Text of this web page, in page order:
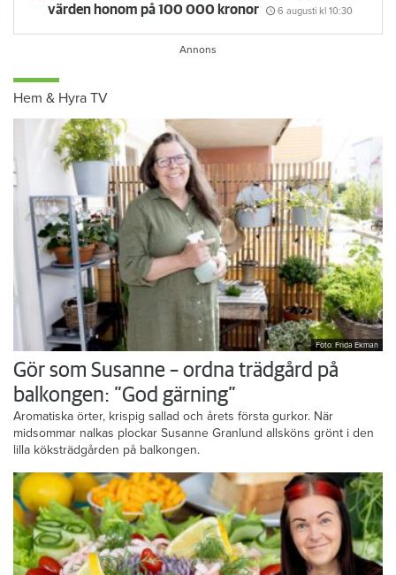
värden honom på 100 000 kronor
6 augusti kl 10:30
Hem & Hyra TV
Foto: Frida Ekman
Gör som Susanne – ordna trädgård på
balkongen: ”God gärning”
Aromatiska örter, krispig sallad och årets första gurkor. När
midsommar nalkas plockar Susanne Granlund allsköns grönt i den
lilla köksträdgården på balkongen.